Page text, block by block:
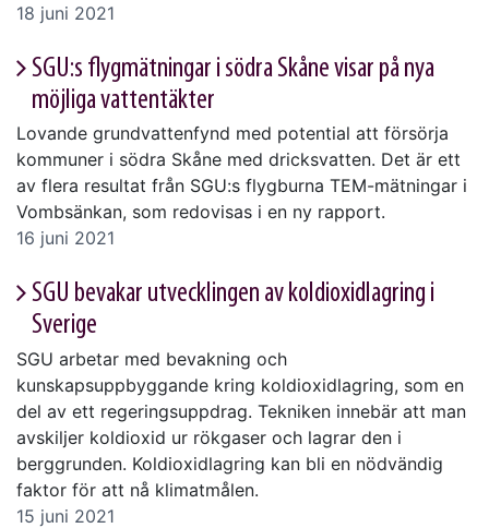
18 juni 2021
SGU:s flygmätningar i södra Skåne visar på nya
möjliga vattentäkter
Lovande grundvattenfynd med potential att försörja
kommuner i södra Skåne med dricksvatten. Det är ett
av flera resultat från SGU:s flygburna TEM-mätningar i
Vombsänkan, som redovisas i en ny rapport.
16 juni 2021
SGU bevakar utvecklingen av koldioxidlagring i
Sverige
SGU arbetar med bevakning och
kunskapsuppbyggande kring koldioxidlagring, som en
del av ett regeringsuppdrag. Tekniken innebär att man
avskiljer koldioxid ur rökgaser och lagrar den i
berggrunden. Koldioxidlagring kan bli en nödvändig
faktor för att nå klimatmålen.
15 juni 2021